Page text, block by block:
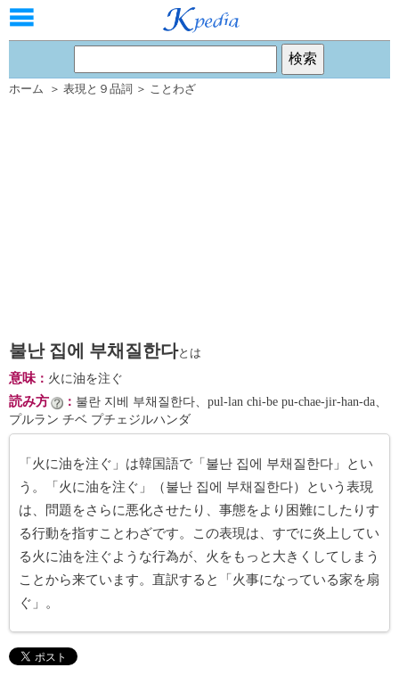
ホーム ＞ 表現と９品詞 ＞ ことわざ
불난 집에 부채질한다とは
意味： 火に油を注ぐ
読み方 ： 불란 지베 부채질한다、pul-lan chi-be pu-chae-jir-han-da、
プルラン チベ プチェジルハンダ
「火に油を注ぐ」は韓国語で「불난 집에 부채질한다」とい
う。「火に油を注ぐ」（불난 집에 부채질한다）という表現
は、問題をさらに悪化させたり、事態をより困難にしたりす
る行動を指すことわざです。この表現は、すでに炎上してい
る火に油を注ぐような行為が、火をもっと大きくしてしまう
ことから来ています。直訳すると「火事になっている家を扇
ぐ」。